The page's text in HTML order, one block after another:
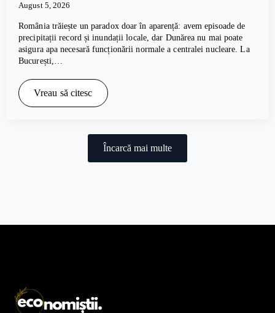
August 5, 2026
România trăiește un paradox doar în aparență: avem episoade de
precipitații record și inundații locale, dar Dunărea nu mai poate
asigura apa necesară funcționării normale a centralei nucleare. La
București,…
Vreau să citesc
Încarcă mai multe